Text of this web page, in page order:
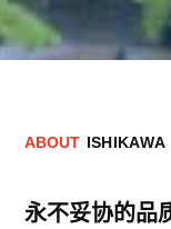
ABOUT ISHIKAWA
永不妥协的品